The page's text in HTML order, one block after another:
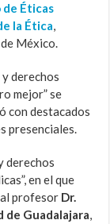
Éticas
la Ética,
México.
derechos
mejor” se
con destacados
presenciales.
derechos
en el que
profesor Dr.
de Guadalajara,